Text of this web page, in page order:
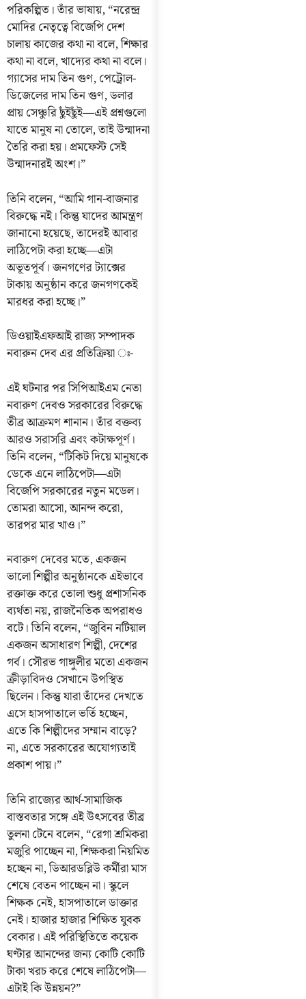
পরিকল্পিত। তাঁর ভাষায়, “নরেন্দ্র
মোদির নেতৃত্বে বিজেপি দেশ
চালায় কাজের কথা না বলে, শিক্ষার
কথা না বলে, খাদ্যের কথা না বলে।
গ্যাসের দাম তিন গুণ, পেট্রোল-
ডিজেলের দাম তিন গুণ, ডলার
প্রায় সেঞ্চুরি ছুঁইছুঁই—এই প্রশ্নগুলো
যাতে মানুষ না তোলে, তাই উন্মাদনা
তৈরি করা হয়। প্রমফেস্ট সেই
উন্মাদনারই অংশ।”
তিনি বলেন, “আমি গান-বাজনার
বিরুদ্ধে নই। কিন্তু যাদের আমন্ত্রণ
জানানো হয়েছে, তাদেরই আবার
লাঠিপেটা করা হচ্ছে—এটা
অভূতপূর্ব। জনগণের ট্যাক্সের
টাকায় অনুষ্ঠান করে জনগণকেই
মারধর করা হচ্ছে।”
ডিওয়াইএফআই রাজ্য সম্পাদক
নবারুন দেব এর প্রতিক্রিয়া ঃ-
এই ঘটনার পর সিপিআইএম নেতা
নবারুণ দেবও সরকারের বিরুদ্ধে
তীব্র আক্রমণ শানান। তাঁর বক্তব্য
আরও সরাসরি এবং কটাক্ষপূর্ণ।
তিনি বলেন, “টিকিট দিয়ে মানুষকে
ডেকে এনে লাঠিপেটা—এটা
বিজেপি সরকারের নতুন মডেল।
তোমরা আসো, আনন্দ করো,
তারপর মার খাও।”
নবারুণ দেবের মতে, একজন
ভালো শিল্পীর অনুষ্ঠানকে এইভাবে
রক্তাক্ত করে তোলা শুধু প্রশাসনিক
ব্যর্থতা নয়, রাজনৈতিক অপরাধও
বটে। তিনি বলেন, “জুবিন নটিয়াল
একজন অসাধারণ শিল্পী, দেশের
গর্ব। সৌরভ গাঙ্গুলীর মতো একজন
ক্রীড়াবিদও সেখানে উপস্থিত
ছিলেন। কিন্তু যারা তাঁদের দেখতে
এসে হাসপাতালে ভর্তি হচ্ছেন,
এতে কি শিল্পীদের সম্মান বাড়ে?
না, এতে সরকারের অযোগ্যতাই
প্রকাশ পায়।”
তিনি রাজ্যের আর্থ-সামাজিক
বাস্তবতার সঙ্গে এই উৎসবের তীব্র
তুলনা টেনে বলেন, “রেগা শ্রমিকরা
মজুরি পাচ্ছেন না, শিক্ষকরা নিয়মিত
হচ্ছেন না, ডিআরডব্লিউ কর্মীরা মাস
শেষে বেতন পাচ্ছেন না। স্কুলে
শিক্ষক নেই, হাসপাতালে ডাক্তার
নেই। হাজার হাজার শিক্ষিত যুবক
বেকার। এই পরিস্থিতিতে কয়েক
ঘণ্টার আনন্দের জন্য কোটি কোটি
টাকা খরচ করে শেষে লাঠিপেটা—
এটাই কি উন্নয়ন?”